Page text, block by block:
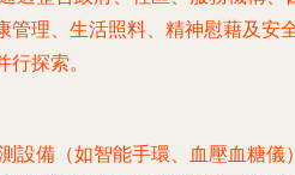
理、生活照料、精神慰藉及安
探索。
備（如智能手環、血壓血糖